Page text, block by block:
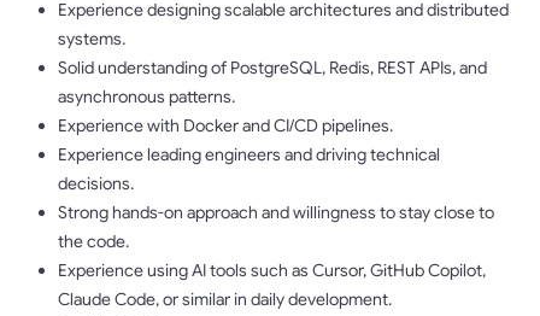
Experience designing scalable architectures and distributed
systems.
Solid understanding of PostgreSQL, Redis, REST APIs, and
asynchronous patterns.
Experience with Docker and CI/CD pipelines.
Experience leading engineers and driving technical
decisions.
Strong hands-on approach and willingness to stay close to
the code.
Experience using AI tools such as Cursor, GitHub Copilot,
Claude Code, or similar in daily development.